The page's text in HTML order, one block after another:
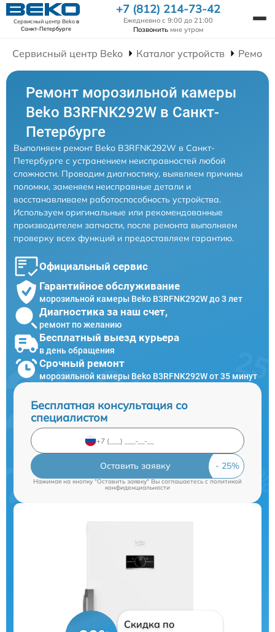
Сервисный центр Bekoв
Санкт-Петербурге
+7 (812) 214-73-42
Ежедневно с 9:00 до 21:00
Позвонить мне утром
Сервисный центр Beko Каталог устройств
Ремонт морозильной камеры
Beko B3RFNK292W в Санкт-
Петербурге
Выполняем ремонт Beko B3RFNK292W в Санкт-
Петербурге с устранением неисправностей любой
сложности. Проводим диагностику, выявляем причины
поломки, заменяем неисправные детали и
восстанавливаем работоспособность устройства.
Используем оригинальные или рекомендованные
производителем запчасти, после ремонта выполняем
проверку всех функций и предоставляем гарантию.
Официальный сервис
Гарантийное обслуживание
морозильной камеры Beko B3RFNK292W до 3 лет
Диагностика за наш счет,
ремонт по желанию
Бесплатный выезд курьера
в день обращения
Срочный ремонт
морозильной камеры Beko B3RFNK292W от 35 минут
Бесплатная консультация со
специалистом
Оставить заявку
Нажимая на кнопку "Оставить заявку" Вы соглашаетесь cполитикой
конфиденциальности
Скидка по